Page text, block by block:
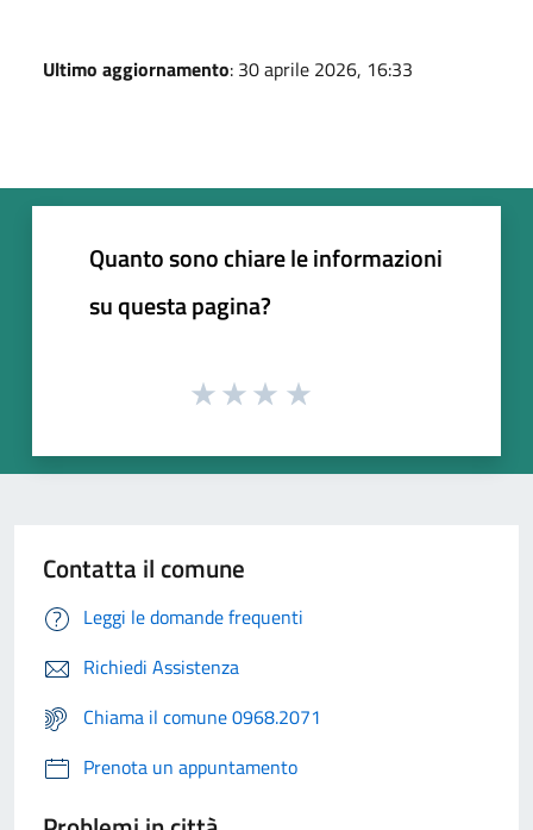
Ultimo aggiornamento: 30 aprile 2026, 16:33
Quanto sono chiare le informazioni
su questa pagina?
Contatta il comune
Leggi le domande frequenti
Richiedi Assistenza
Chiama il comune 0968.2071
Prenota un appuntamento